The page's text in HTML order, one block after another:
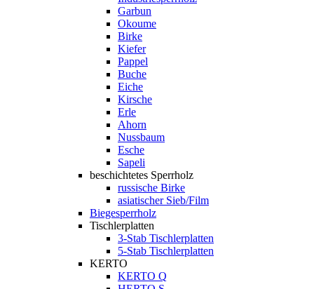
Garbun
Okoume
Birke
Kiefer
Pappel
Buche
Eiche
Kirsche
Erle
Ahorn
Nussbaum
Esche
Sapeli
beschichtetes Sperrholz
russische Birke
asiatischer Sieb/Film
Biegesperrholz
Tischlerplatten
3-Stab Tischlerplatten
5-Stab Tischlerplatten
KERTO
KERTO Q